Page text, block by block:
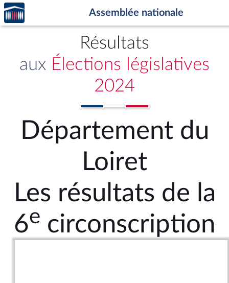
Aller au contenu
Aller en bas de la page
Accèder
à la
page
Assemblée nationale
Résultats
aux Élections législatives
2024
Département du
Loiret
Les résultats de la
6e circonscription